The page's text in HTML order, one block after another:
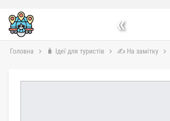
«
Головна 🧳 Ідеї для туристів ✍ На замітку